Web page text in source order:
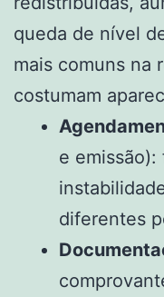
queda de nível
mais comuns na
costumam
e emissão):
diferentes